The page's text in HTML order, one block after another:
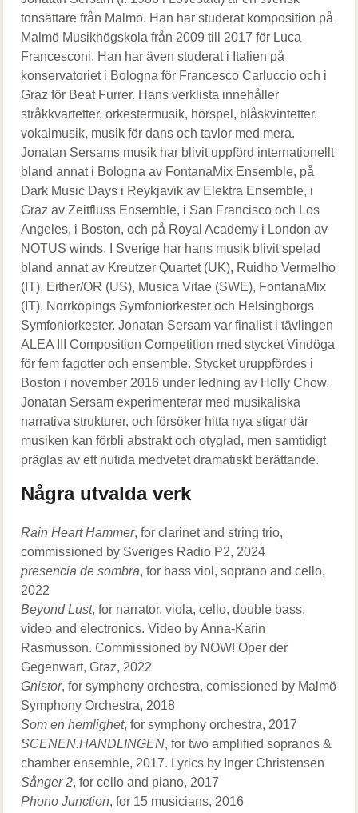
tonsättare från Malmö. Han har studerat komposition på
Malmö Musikhögskola från 2009 till 2017 för Luca
Francesconi. Han har även studerat i Italien på
konservatoriet i Bologna för Francesco Carluccio och i
Graz för Beat Furrer. Hans verklista innehåller
stråkkvartetter, orkestermusik, hörspel, blåskvintetter,
vokalmusik, musik för dans och tavlor med mera.
Jonatan Sersams musik har blivit uppförd internationellt
bland annat i Bologna av FontanaMix Ensemble, på
Dark Music Days i Reykjavik av Elektra Ensemble, i
Graz av Zeitfluss Ensemble, i San Francisco och Los
Angeles, i Boston, och på Royal Academy i London av
NOTUS winds. I Sverige har hans musik blivit spelad
bland annat av Kreutzer Quartet (UK), Ruidho Vermelho
(IT), Either/OR (US), Musica Vitae (SWE), FontanaMix
(IT), Norrköpings Symfoniorkester och Helsingborgs
Symfoniorkester. Jonatan Sersam var finalist i tävlingen
ALEA III Composition Competition med stycket Vindöga
för fem fagotter och ensemble. Stycket uruppfördes i
Boston i november 2016 under ledning av Holly Chow.
Jonatan Sersam experimenterar med musikaliska
narrativa strukturer, och försöker hitta nya stigar där
musiken kan förbli abstrakt och otyglad, men samtidigt
präglas av ett nutida medvetet dramatiskt berättande.
Några utvalda verk
Rain Heart Hammer, for clarinet and string trio,
commissioned by Sveriges Radio P2, 2024
presencia de sombra, for bass viol, soprano and cello,
2022
Beyond Lust, for narrator, viola, cello, double bass,
video and electronics. Video by Anna-Karin
Rasmusson. Commissioned by NOW! Oper der
Gegenwart, Graz, 2022
Gnistor, for symphony orchestra, comissioned by Malmö
Symphony Orchestra, 2018
Som en hemlighet, for symphony orchestra, 2017
SCENEN.HANDLINGEN, for two amplified sopranos &
chamber ensemble, 2017. Lyrics by Inger Christensen
Sånger 2, for cello and piano, 2017
Phono Junction, for 15 musicians, 2016